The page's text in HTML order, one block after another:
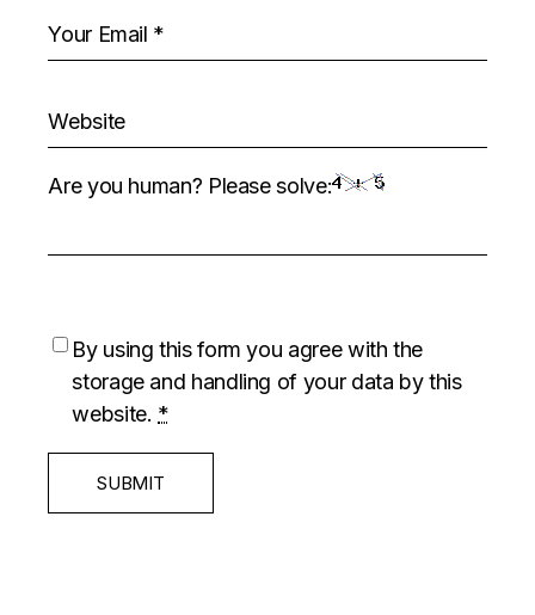
Are you human? Please solve:
By using this form you agree with the
storage and handling of your data by this
website. *
SUBMIT